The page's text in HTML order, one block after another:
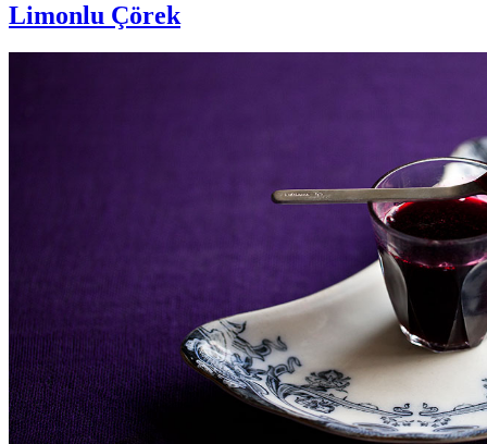
Limonlu Çörek